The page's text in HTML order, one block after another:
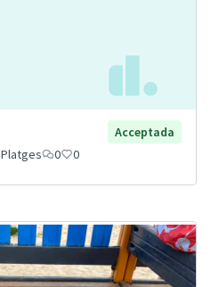
Acceptada
Platges 0 0